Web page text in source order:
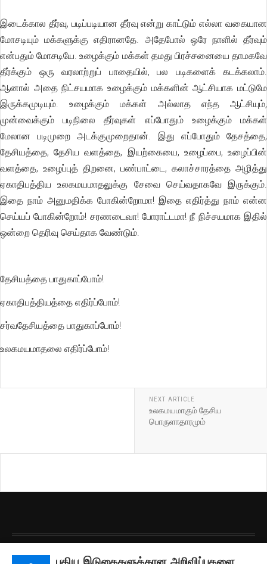
இடைக்கால தீர்வு, படிப்படியான தீர்வு என்று காட்டும் எல்லா வகையான
மோசடியும் மக்களுக்கு எதிரானதே. அதேபோல் ஒரே நாளில் தீர்வும்
என்பதும் மோசடியே. உழைக்கும் மக்கள் தமது பிரச்சனையை தாமகவே
தீர்க்கும் ஒரு வரலாற்றுப் பாதையில், பல படிகளைக் கடக்கலாம்.
ஆனால் அதை நிட்சயமாக உழைக்கும் மக்களின் ஆட்சியாக மட்டுமே
இருக்கமுடியும். உழைக்கும் மக்கள் அல்லாத எந்த ஆட்சியும்,
முன்வைக்கும் படிநிலை தீர்வுகள் எப்போதும் உழைக்கும் மக்கள்
மேலான படிமுறை அடக்குமுறைதான். இது எப்போதும் தேசத்தை,
தேசியத்தை, தேசிய வளத்தை, இயற்கையை, உழைப்பை, உழைப்பின்
வளத்தை, உழைப்புத் திறனை, பண்பாட்டை, கலாச்சாரத்தை அழித்து
ஏகாதிபத்திய உலகமயமாதலுக்கு சேவை செய்வதாகவே இருக்கும்.
இதை நாம் அனுமதிக்க போகின்றோமா! இதை எதிர்த்து நாம் என்ன
செய்யப் போகின்றோம்! சரணடைவா! போராட்டமா! நீ நிச்சயமாக இதில்
ஒன்றை தெரிவு செய்தாக வேண்டும்.
தேசியத்தை பாதுகாப்போம்!
ஏகாதிபத்தியத்தை எதிர்ப்போம்!
சர்வதேசியத்தை பாதுகாப்போம்!
உலகமயமாதலை எதிர்ப்போம்!
NEXT ARTICLE
உலகமயமாகும் தேசிய
பொருளாதாரமும்
பதிப்புரிமை © 2026 தமிழரங்கம். அனைத்து உரிமைகளும் கையிருப்பில் கொண்டது.